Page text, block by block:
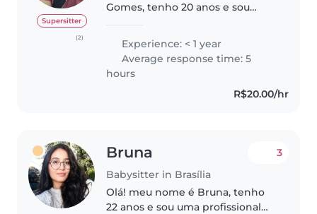
Supersitter
(2)
Gomes, tenho 20 anos e sou
licenciatura. Possuo mais
experiência trabalhando com
bebês de 10 meses e crianças de
1 a 12 anos,..
Experience: < 1 year
Average response time: 5
hours
R$20.00/hr
Bruna
Babysitter in Brasília
3
Olá! meu nome é Bruna, tenho
22 anos e sou uma profissional